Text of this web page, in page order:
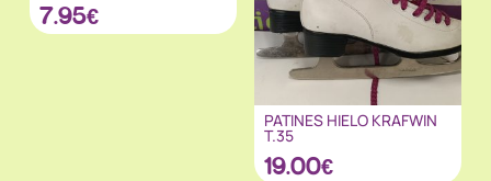
7.95€
PATINES HIELO KRAFWIN
T.35
19.00€